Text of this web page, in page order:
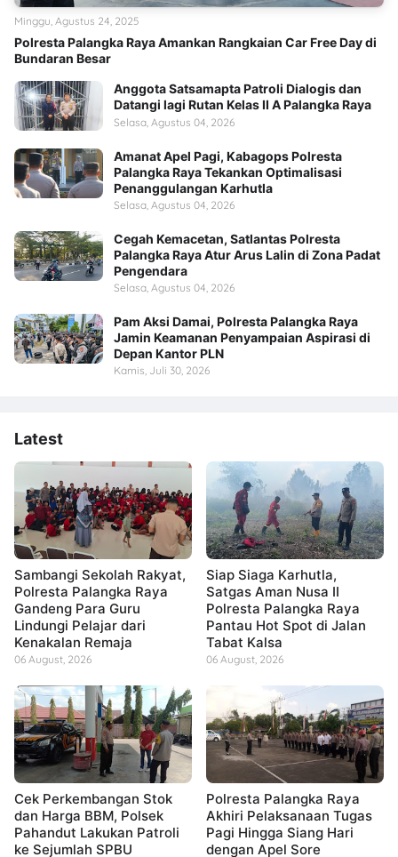
Polresta Palangka Raya Amankan Rangkaian Car Free Day di
Bundaran Besar
Minggu, Agustus 24, 2025
Anggota Satsamapta Patroli Dialogis dan
Datangi lagi Rutan Kelas II A Palangka Raya
Selasa, Agustus 04, 2026
Amanat Apel Pagi, Kabagops Polresta
Palangka Raya Tekankan Optimalisasi
Penanggulangan Karhutla
Selasa, Agustus 04, 2026
Cegah Kemacetan, Satlantas Polresta
Palangka Raya Atur Arus Lalin di Zona Padat
Pengendara
Selasa, Agustus 04, 2026
Pam Aksi Damai, Polresta Palangka Raya
Jamin Keamanan Penyampaian Aspirasi di
Depan Kantor PLN
Kamis, Juli 30, 2026
Latest
Sambangi Sekolah Rakyat,
Polresta Palangka Raya
Gandeng Para Guru
Lindungi Pelajar dari
Kenakalan Remaja
06 August, 2026
Siap Siaga Karhutla,
Satgas Aman Nusa II
Polresta Palangka Raya
Pantau Hot Spot di Jalan
Tabat Kalsa
06 August, 2026
Cek Perkembangan Stok
dan Harga BBM, Polsek
Pahandut Lakukan Patroli
ke Sejumlah SPBU
Polresta Palangka Raya
Akhiri Pelaksanaan Tugas
Pagi Hingga Siang Hari
dengan Apel Sore